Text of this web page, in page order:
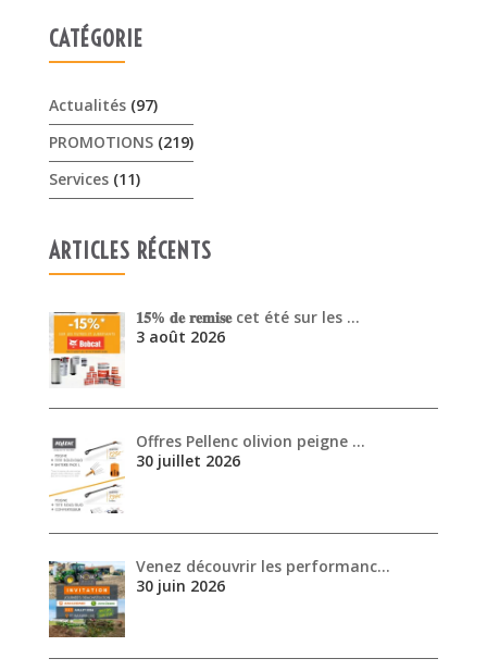
CATÉGORIE
Actualités(97)
PROMOTIONS(219)
Services(11)
ARTICLES RÉCENTS
𝟏𝟓% 𝐝𝐞 𝐫𝐞𝐦𝐢𝐬𝐞 cet été sur les …
3 août 2026
Offres Pellenc olivion peigne …
30 juillet 2026
Venez découvrir les performanc…
30 juin 2026